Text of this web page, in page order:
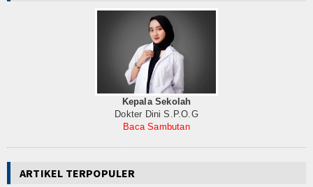
Kepala Sekolah
Dokter Dini S.P.O.G
Baca Sambutan
ARTIKEL TERPOPULER